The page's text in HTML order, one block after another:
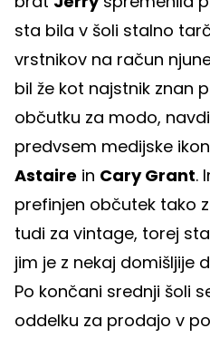
sta bila v šoli stalno
vrstnikov na račun
bil že kot najstnik znan
občutku za modo,
predvsem medijske
Astaire in Cary Grant.
prefinjen občutek tako
tudi za vintage, torej
jim je z nekaj domišljije
Po končani srednji šoli
oddelku za prodajo v